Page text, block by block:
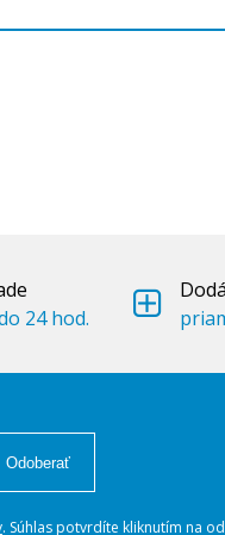
24 hod.
Odoberať
. Súhlas potvrdíte kliknutím na